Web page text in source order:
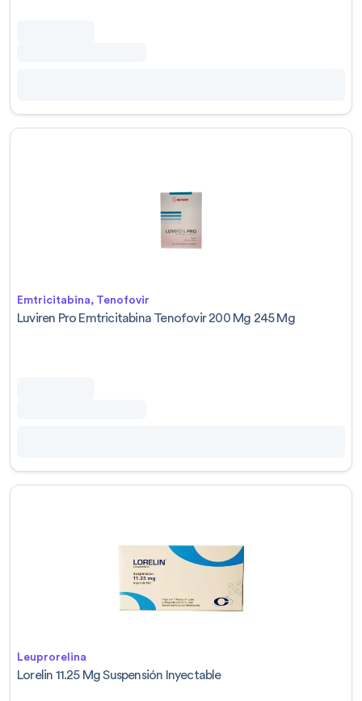
Emtricitabina, Tenofovir
Luviren Pro Emtricitabina Tenofovir 200 Mg 245 Mg
Leuprorelina
Lorelin 11.25 Mg Suspensión Inyectable